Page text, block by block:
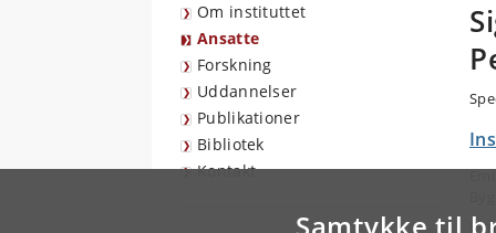
Om instituttet
Ansatte
Forskning
Uddannelser
Publikationer
Bibliotek
Kontakt
E-